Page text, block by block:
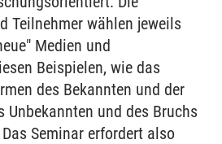
Teilnehmer wählen jeweils
Medien und
Beispielen, wie das
des Bekannten und der
Unbekannten und des Bruchs
Seminar erfordert also